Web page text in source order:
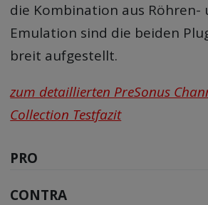
die Kombination aus Röhren-
Emulation sind die beiden
breit aufgestellt.
zum detaillierten PreSonus
Collection Testfazit
PRO
CONTRA